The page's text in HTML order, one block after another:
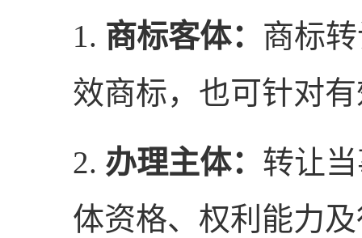
1. 商标客体： 商标
效商标，也可针对
2. 办理主体： 转让
体资格、权利能力